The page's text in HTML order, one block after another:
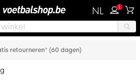
NL 1
retourneren* (60 dagen)